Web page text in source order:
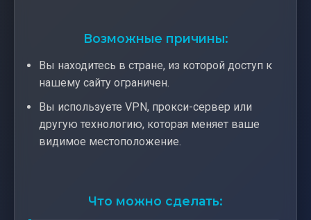
Возможные причины:
Вы находитесь в стране, из которой доступ к
нашему сайту ограничен.
Вы используете VPN, прокси-сервер или
другую технологию, которая меняет ваше
видимое местоположение.
Что можно сделать: